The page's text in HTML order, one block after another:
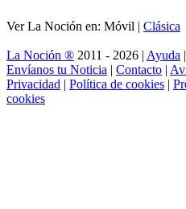
Ver La Noción en: Móvil | Clásica
La Noción ® 2011 - 2026 | Ayuda |
Envíanos tu Noticia | Contacto |
Privacidad | Política de cookies |
cookies